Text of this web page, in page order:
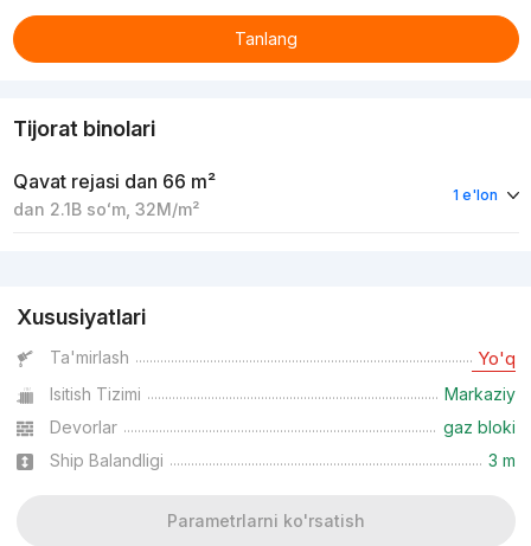
Tanlang
Tijorat binolari
Qavat rejasi dan 66 m²
dan 2.1B soʻm, 32M/m²
1 e'lon
Xususiyatlari
Ta'mirlash Yo'q
Isitish Tizimi
Markaziy
Devorlar
gaz bloki
Ship Balandligi
3 m
Parametrlarni ko'rsatish